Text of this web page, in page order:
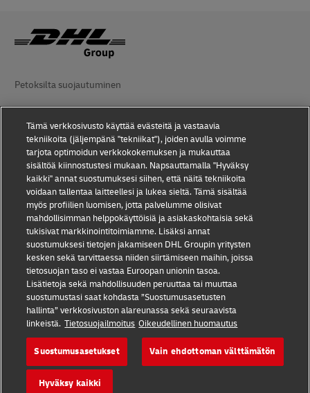
Petoksilta suojautuminen
Käyttöehdot
Tietosuoja
Saavutettavuus
Lisätiedot
Evästeasetukset
Seuraa meitä:
2026 © - all rights reserved
Tämä verkkosivusto käyttää evästeitä ja vastaavia
tekniikoita (jäljempänä "tekniikat"), joiden avulla voimme
tarjota optimoidun verkkokokemuksen ja mukauttaa
sisältöä kiinnostustesi mukaan. Napsauttamalla "Hyväksy
kaikki" annat suostumuksesi siihen, että näitä tekniikoita
voidaan tallentaa laitteellesi ja lukea sieltä. Tämä sisältää
myös profiilien luomisen, jotta palvelumme olisivat
mahdollisimman helppokäyttöisiä ja asiakaskohtaisia sekä
tukisivat markkinointitoimiamme. Lisäksi annat
suostumuksesi tietojen jakamiseen DHL Groupin yritysten
kesken sekä tarvittaessa niiden siirtämiseen maihin, joissa
tietosuojan taso ei vastaa Euroopan unionin tasoa.
Lisätietoja sekä mahdollisuuden peruuttaa tai muuttaa
suostumustasi saat kohdasta ”Suostumusasetusten
hallinta” verkkosivuston alareunassa sekä seuraavista
linkeistä. Tietosuojailmoitus Oikeudellinen huomautus
Suostumusasetukset Vain ehdottoman välttämätön
Hyväksy kaikki